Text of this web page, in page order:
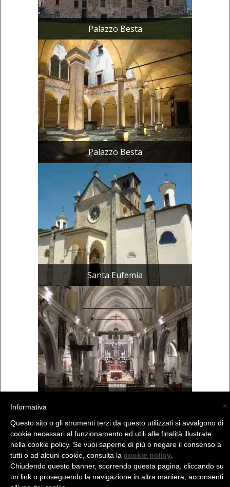
Palazzo Besta
Palazzo Besta
Santa Eufemia
(C) La Valtellina - info@la-valtellina.com -
×
Informativa
Questo sito o gli strumenti terzi da questo utilizzati si avvalgono di
cookie necessari al funzionamento ed utili alle finalità illustrate
nella cookie policy. Se vuoi saperne di più o negare il consenso a
tutti o ad alcuni cookie, consulta la cookie policy
Chiudendo questo banner, scorrendo questa pagina, cliccando su
un link o proseguendo la navigazione in altra maniera, acconsenti